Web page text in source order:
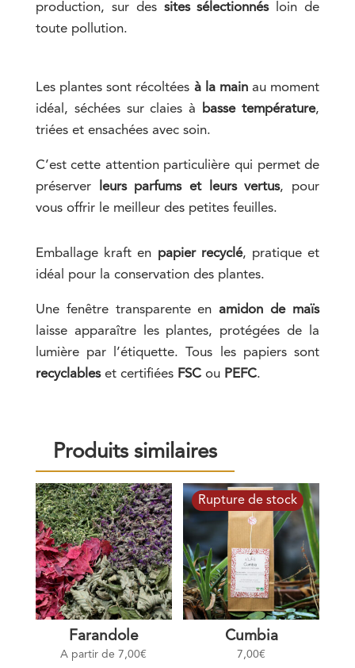
production, sur des sites sélectionnésloin de
toute pollution.
Les plantes sont récoltées à la mainau moment
idéal, séchées sur claies à
basse température,
triées et ensachées avec soin.
C’est cette attention particulière qui permet de
préserver
leurs parfums et leurs vertus, pour
vous offrir le meilleur des petites feuilles.
Emballage kraft en papier recyclé, pratique et
idéal pour la conservation des plantes.
Une fenêtre transparente enamidon de maïs
laisse apparaître les plantes, protégées de la
lumière par l’étiquette. Tous les papiers sont
recyclableset certifiées FSCou PEFC.
Produits similaires
Farandole
A partir de 7,00€
Cumbia
7,00€